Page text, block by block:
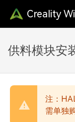
Creality
供料模块安
注：
需单独